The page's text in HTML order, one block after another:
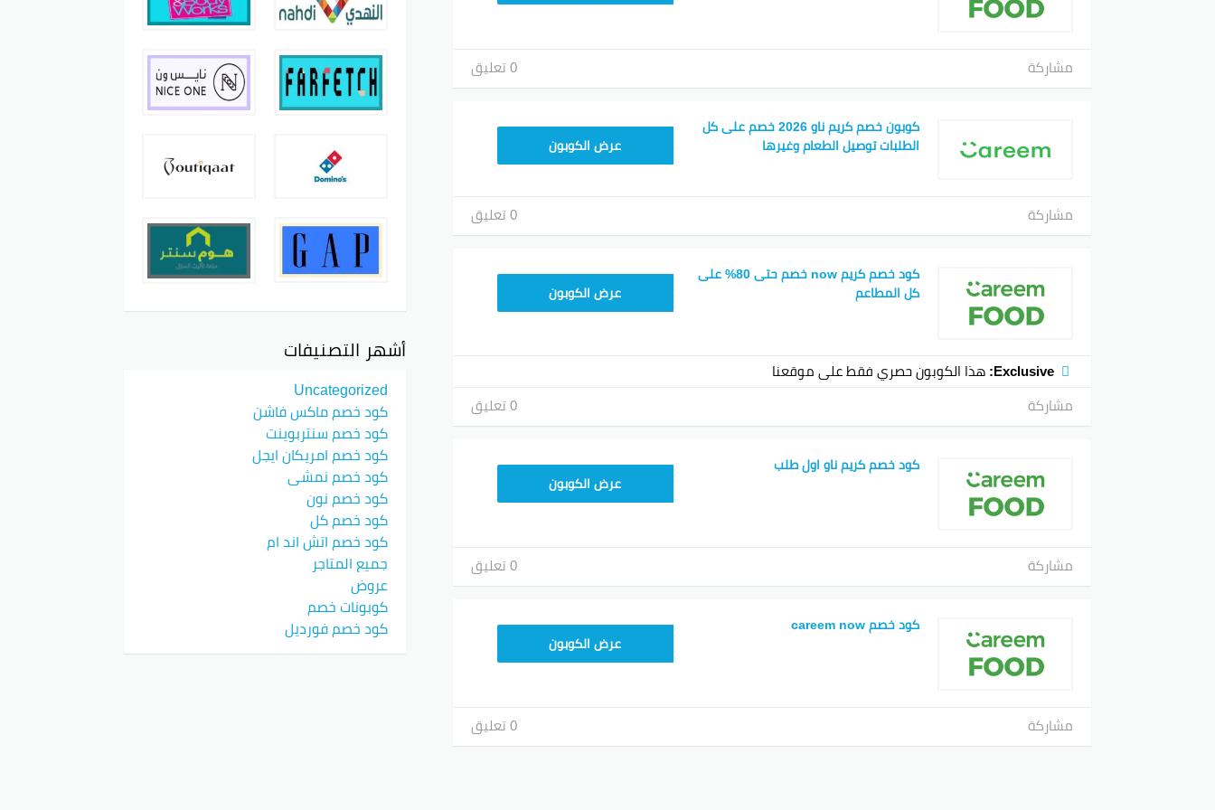
مشاركة 0 تعليق
كوبون خصم كريم ناو 2026 خصم على كل
الطلبات توصيل الطعام وغيرها
عرض الكوبون
مشاركة 0 تعليق
كود خصم كريم now خصم حتى 80% على
كل المطاعم
عرض الكوبون
Exclusive: هذا الكوبون حصري فقط على موقعنا
مشاركة
0 تعليق
كود خصم كريم ناو اول طلب
عرض الكوبون
مشاركة 0 تعليق
كود خصم careem now
YUM70عرض الكوبون
مشاركة 0 تعليق
أشهر التصنيفات
Uncategorized
كود خصم ماكس فاشن
كود خصم سنتربوينت
كود خصم امريكان ايجل
كود خصم نمشي
كود خصم نون
كود خصم كل
كود خصم اتش اند ام
جميع المتاجر
عروض
كوبونات خصم
كود خصم فورديل